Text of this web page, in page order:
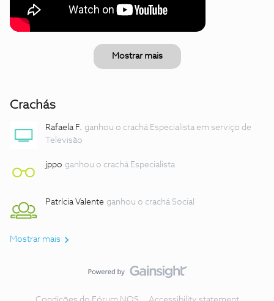
Mostrar mais
Crachás
Rafaela F. ganhou o crachá Especialista em serviço de
Televisão
jppo ganhou o crachá Especialista
Patrícia Valente ganhou o crachá Social
Mostrar mais